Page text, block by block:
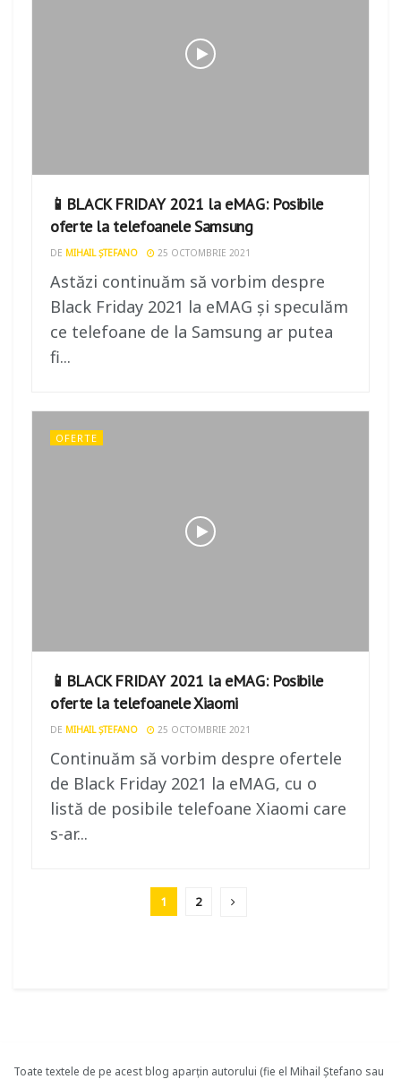
📱BLACK FRIDAY 2021 la eMAG: Posibile
oferte la telefoanele Samsung
DE MIHAIL ȘTEFANO 25 OCTOMBRIE 2021
Astăzi continuăm să vorbim despre
Black Friday 2021 la eMAG și speculăm
ce telefoane de la Samsung ar putea
fi...
OFERTE
📱BLACK FRIDAY 2021 la eMAG: Posibile
oferte la telefoanele Xiaomi
DE MIHAIL ȘTEFANO 25 OCTOMBRIE 2021
Continuăm să vorbim despre ofertele
de Black Friday 2021 la eMAG, cu o
listă de posibile telefoane Xiaomi care
s-ar...
1 2
Toate textele de pe acest blog aparțin autorului (fie el Mihail Ștefano sau